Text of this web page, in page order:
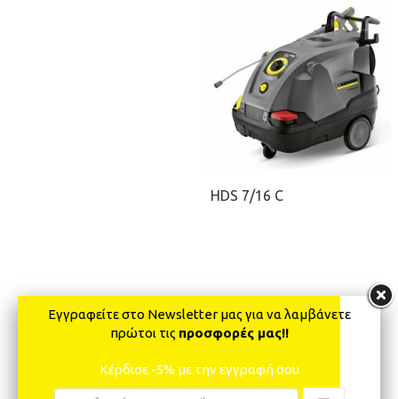
ΖΗΤΉΣΤΕ ΠΡΟΣΦΟΡΆ
HDS 7/16 C
ΖΗΤΉΣΤΕ ΠΡΟΣΦΟΡΆ
Εγγραφείτε στο Newsletter μας για να λαμβάνετε
πρώτοι τις προσφορές μας!!
Κέρδισε -5% με την εγγραφή σου